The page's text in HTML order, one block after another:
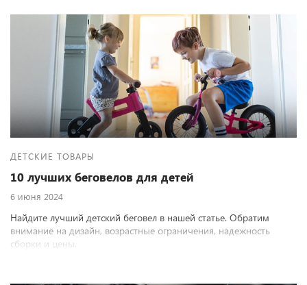
ДЕТСКИЕ ТОВАРЫ
10 лучших беговелов для детей
6 июня 2024
Найдите лучший детский беговел в нашей статье. Обратим
внимание на дизайн, возрастные ограничения, надежность
сборки и цены.